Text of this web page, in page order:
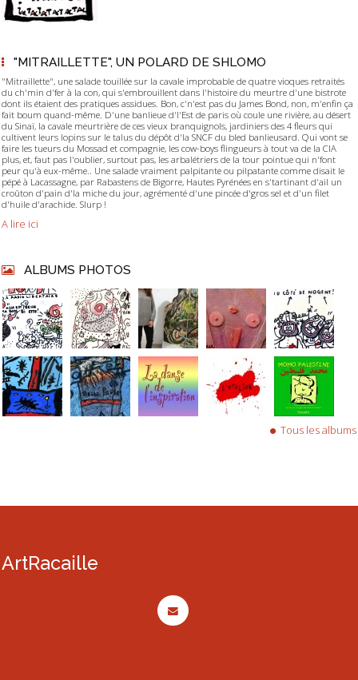
"MITRAILLETTE", UN POLARD DE SHLOMO
"Mitraillette", une salade touillée sur la cavale improbable de quatre vioques retraités
du ch'min d'fer à la con, qui s'embrouillent dans l'histoire du meurtre d'une bistrote
dont ils étaient des pratiques assidues. Bon, c'n'est pas du James Bond, non, m'enfin ça
fait boum quand-même. D'une banlieue d'l'Est de paris où coule une rivière, au désert
du Sinaï, la cavale meurtrière de ces vieux branquignols, jardiniers des 4 fleurs qui
cultivent leurs lopins sur le talus du dépôt d'la SNCF du bled banlieusard. Qui vont se
faire les tueurs du Mossad et compagnie, les cow-boys flingueurs à tout va de la CIA
plus, et, faut pas l'oublier, surtout pas, les arbalétriers de la tour pointue qui n'font
peur qu'à eux-même.. Une salade vraiment palpitante ou pilpatante comme disait le
pépé à Lacassagne, par Rabastens de Bigorre, Hautes Pyrénées en s'tartinant d'ail un
croûton d'pain d'la miche du jour, agrémenté d'une pincée d'gros sel et d'un filet
d'huile d'arachide. Slurp !
A lire ici
ALBUMS PHOTOS
Tous les albums
ArtRacaille